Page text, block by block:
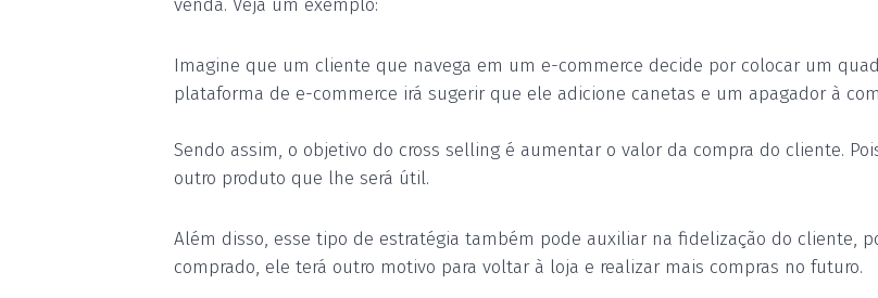
venda. Veja um exemplo:
Imagine que um cliente que navega em um e-commerce decide por colocar um
plataforma de e-commerce irá sugerir que ele adicione canetas e um apagador à
Sendo assim, o objetivo do cross selling é aumentar o valor da compra do cliente.
outro produto que lhe será útil.
Além disso, esse tipo de estratégia também pode auxiliar na fidelização do cliente,
comprado, ele terá outro motivo para voltar à loja e realizar mais compras no futuro.